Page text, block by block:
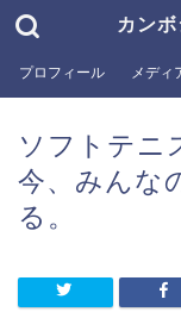
カン
プロフィール メディ
ソフトテニ
今、みんな
る。